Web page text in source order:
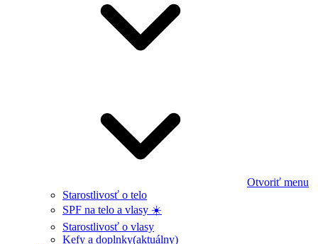
Otvoriť menu
Starostlivosť o telo
SPF na telo a vlasy ☀️
Starostlivosť o vlasy
Kefy a doplnky(aktuálny)